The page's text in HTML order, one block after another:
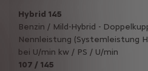
Hybrid 145
Benzin / Mild-Hybrid -
Nennleistung (Systemleistung
bei U/min kw / PS / U/min
107 / 145